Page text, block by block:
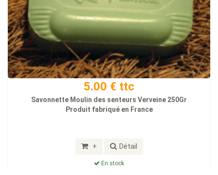
5.00 € ttc
Savonnette Moulin des senteurs Verveine 250Gr
Produit fabriqué en France
+ Détail
En stock